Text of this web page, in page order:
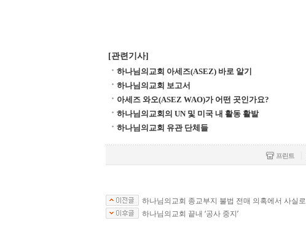
[관련기사]
하나님의교회 아세즈(ASEZ) 바로 알기
하나님의교회 보고서
아세즈 와오(ASEZ WAO)가 어떤 곳인가요?
하나님의교회의 UN 및 미국 내 활동 활발
하나님의교회 유관 단체들
프린트
하나님의교회 종교부지 불법 전매 의혹에서 사실로
하나님의교회 끝내 ‘공사 중지’